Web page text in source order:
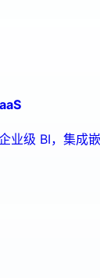
业级 BI，集成